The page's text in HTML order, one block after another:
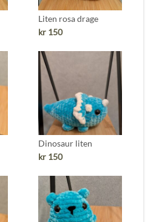
Liten rosa drage
kr 150
Dinosaur liten
kr 150